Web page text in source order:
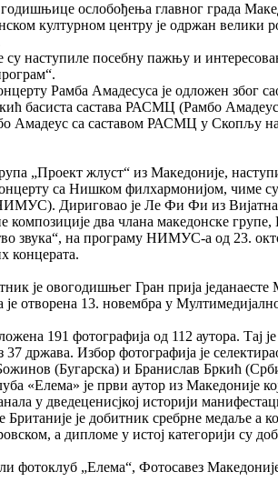
ослобођења главног града
културном центру је одржан велики
су наступиле посебну пажњу и
Рамба Амадесуса је одложен због
басиста састава РАСМЦ (Рамбо Амадеус
Амадеус са саставом РАСМЦ у Скопљу
„Проект жлуст“ из Македоније,
са Нишком филхармонијом, чиме
Дириговао је Ле Фи Фи из
композиције два члана македонске
звука“, на програму НИМУС-а од 23.
концерата.
је овогодишњег Гран прија
је отворена 13. новембра у
191 фотографија од 112 аутора. Тај
37 држава. Избор фотографија је
(Бугарска) и Бранислав Бркић
«Елема» је први аутор из Македоније
у дведеценисјкој историји
је добитник сребрне медаље а
а дипломе у истој категорији су
фотоклуб „Елема“, Фотосавез